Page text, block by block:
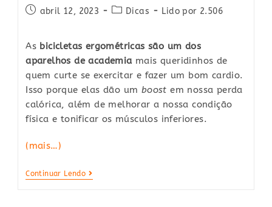
Postabril 12, 2023
PostDicas Lido por 2.506
Asbicicletas ergométricas são um dos
aparelhos de academiamais queridinhos de
quem curte se exercitar e fazer um bom cardio.
Isso porque elas dão um boost em nossa perda
calórica, além de melhorar a nossa condição
física e tonificar os músculos inferiores.
(mais…)
Continuar LendoBicicleta
Spinning: